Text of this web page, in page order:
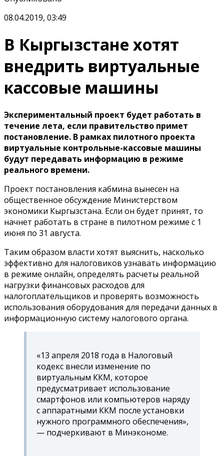
08.04.2019, 03:49
В Кыргызстане хотят
внедрить виртуальные
кассовые машины
Экспериментальный проект будет работать в
течение лета, если правительство примет
постановление. В рамках пилотного проекта
виртуальные контрольные-кассовые машины
будут передавать информацию в режиме
реального времени.
Проект постановления кабмина вынесен на
общественное обсуждение Министерством
экономики Кыргызстана. Если он будет принят, то
начнет работать в стране в пилотном режиме с 1
июня по 31 августа.
Таким образом власти хотят выяснить, насколько
эффективно для налоговиков узнавать информацию
в режиме онлайн, определять расчеты реальной
нагрузки финансовых расходов для
налогоплательщиков и проверять возможность
использования оборудования для передачи данных в
информационную систему налогового органа.
«13 апреля 2018 года в Налоговый
кодекс внесли изменение по
виртуальным ККМ, которое
предусматривает использование
смартфонов или компьютеров наряду
с аппаратными ККМ после установки
нужного программного обеспечения»,
— подчеркивают в Минэкономе.